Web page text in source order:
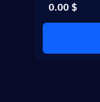
$ 0.00